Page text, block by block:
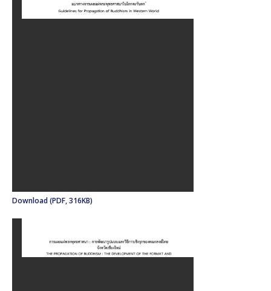
Download (PDF, 316KB)